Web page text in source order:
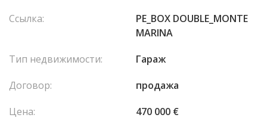
Ссылка:
PE_BOX DOUBLE_MONTE
MARINA
Тип недвижимости:
Гараж
Договор:
продажа
Цена:
470 000 €